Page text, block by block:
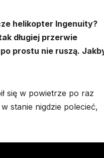
helikopter Ingenuity?
długiej przerwie
prostu nie ruszą.
się w powietrze po raz
stanie nigdzie polecieć,